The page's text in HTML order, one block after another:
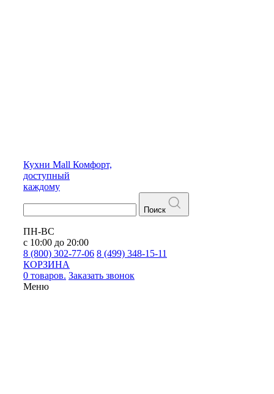
Кухни Mall Комфорт,
доступный
каждому
Поиск
ПН-ВС
с 10:00 до 20:00
8 (800) 302-77-06 8 (499) 348-15-11
КОРЗИНА
0 товаров. Заказать звонок
Меню